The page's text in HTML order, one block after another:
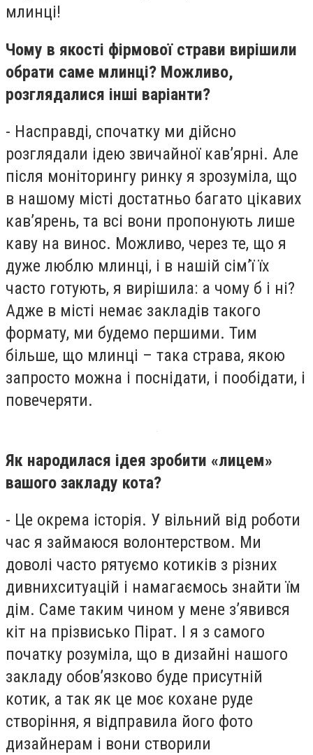
млинці!
Чому в якості фірмової страви вирішили
обрати саме млинці? Можливо,
розглядалися інші варіанти?
- Насправді, спочатку ми дійсно
розглядали ідею звичайної кав’ярні. Але
після моніторингу ринку я зрозуміла, що
в нашому місті достатньо багато цікавих
кав’ярень, та всі вони пропонують лише
каву на винос. Можливо, через те, що я
дуже люблю млинці, і в нашій сім’ї їх
часто готують, я вирішила: а чому б і ні?
Адже в місті немає закладів такого
формату, ми будемо першими. Тим
більше, що млинці – така страва, якою
запросто можна і поснідати, і пообідати, і
повечеряти.
Як народилася ідея зробити «лицем»
вашого закладу кота?
- Це окрема історія. У вільний від роботи
час я займаюся волонтерством. Ми
доволі часто рятуємо котиків з різних
дивнихситуацій і намагаємось знайти їм
дім. Саме таким чином у мене з’явився
кіт на прізвисько Пірат. І я з самого
початку розуміла, що в дизайні нашого
закладу обов’язково буде присутній
котик, а так як це моє кохане руде
створіння, я відправила його фото
дизайнерам і вони створили